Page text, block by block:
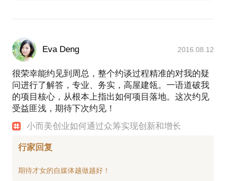
Eva Deng 2016.08.12
很荣幸能约见到周总，整个约谈过程精准的对我的疑
问进行了解答，专业、务实，高屋建瓴。一语道破我
的项目核心，从根本上指出如何项目落地。这次约见
受益匪浅，期待下次约见！
小而美创业如何通过众筹实现创新和增长
行家回复